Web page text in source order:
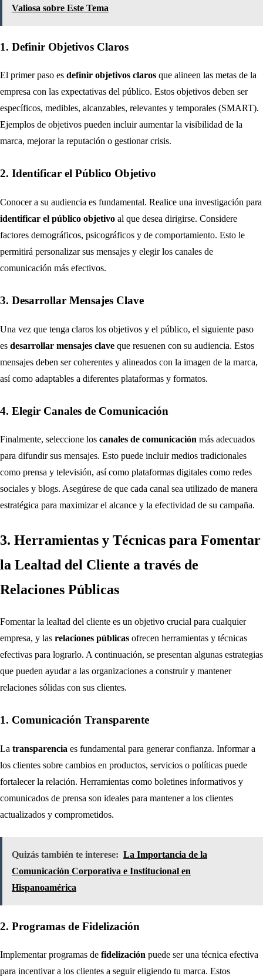
Valiosa sobre Este Tema
1. Definir Objetivos Claros
El primer paso es definir objetivos claros que alineen las metas de la
empresa con las expectativas del público. Estos objetivos deben ser
específicos, medibles, alcanzables, relevantes y temporales (SMART).
Ejemplos de objetivos pueden incluir aumentar la visibilidad de la
marca, mejorar la reputación o gestionar crisis.
2. Identificar el Público Objetivo
Conocer a su audiencia es fundamental. Realice una investigación para
identificar el público objetivo al que desea dirigirse. Considere
factores demográficos, psicográficos y de comportamiento. Esto le
permitirá personalizar sus mensajes y elegir los canales de
comunicación más efectivos.
3. Desarrollar Mensajes Clave
Una vez que tenga claros los objetivos y el público, el siguiente paso
es desarrollar mensajes clave que resuenen con su audiencia. Estos
mensajes deben ser coherentes y alineados con la imagen de la marca,
así como adaptables a diferentes plataformas y formatos.
4. Elegir Canales de Comunicación
Finalmente, seleccione los canales de comunicación más adecuados
para difundir sus mensajes. Esto puede incluir medios tradicionales
como prensa y televisión, así como plataformas digitales como redes
sociales y blogs. Asegúrese de que cada canal sea utilizado de manera
estratégica para maximizar el alcance y la efectividad de su campaña.
3. Herramientas y Técnicas para Fomentar
la Lealtad del Cliente a través de
Relaciones Públicas
Fomentar la lealtad del cliente es un objetivo crucial para cualquier
empresa, y las relaciones públicas ofrecen herramientas y técnicas
efectivas para lograrlo. A continuación, se presentan algunas estrategias
que pueden ayudar a las organizaciones a construir y mantener
relaciones sólidas con sus clientes.
1. Comunicación Transparente
La transparencia es fundamental para generar confianza. Informar a
los clientes sobre cambios en productos, servicios o políticas puede
fortalecer la relación. Herramientas como boletines informativos y
comunicados de prensa son ideales para mantener a los clientes
actualizados y comprometidos.
Quizás también te interese: La Importancia de la
Comunicación Corporativa e Institucional en
Hispanoamérica
2. Programas de Fidelización
Implementar programas de fidelización puede ser una técnica efectiva
para incentivar a los clientes a seguir eligiendo tu marca. Estos